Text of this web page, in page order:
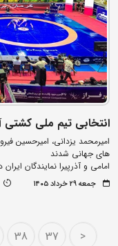
انتخابی تیم ملی کشتی
امیرمحمد یزدانی، امیرحسین
های جهانی شدند
امامی و آذرپیرا نمایندگان
جمعه ۲۹ خرداد ۱۴۰۵
<
37
38